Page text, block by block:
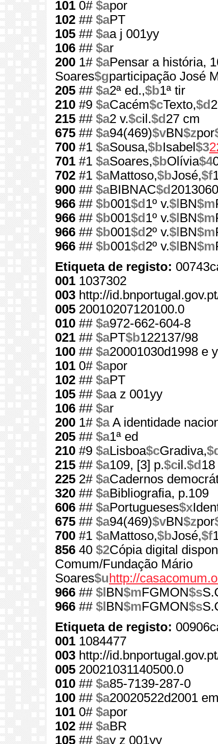
101 0# $apor
102 ## $aPT
105 ## $aa j 001yy
106 ## $ar
200 1# $aPensar a história,
Soares$gparticipação José
205 ## $a2ª ed.,$b1ª tir
210 #9 $aCacém$cTexto,$d
215 ## $a2 v.$cil.$d 27 cm
675 ## $a94(469)$vBN$zpor
700 #1 $aSousa,$bIsabel $3
701 #1 $aSoares,$bOlívia$4
702 #1 $aMattoso,$bJosé,$f
900 ## $aBIBNAC$d
966 ## $b001$d 1º v.$l BN$m
966 ## $b001$d 1º v.$l BN$m
966 ## $b001$d 2º v.$l BN$m
966 ## $b001$d 2º v.$l BN$m
Etiqueta de registo:
001 1037302
003 http://
005 20010207120100.0
010 ## $a972-662-604-8
021 ## $aPT$b122137/98
100 ## $a20001030d1998 e
101 0# $apor
102 ## $aPT
105 ## $aa z 001yy
106 ## $ar
200 1# $aA identidade
205 ## $a1ª ed
210 #9 $aLisboa$cGradiva,
215 ## $a109, [3] p.$cil.$d
225 2# $aCadernos
320 ## $aBibliografia, p.109
606 ## $aPortugueses$x
675 ## $a94(469)$vBN$zpor
700 #1 $aMattoso,$bJosé,$f
856 40 $2Cópia digital
Comum/Fundação Mário
Soares$u http://
966 ## $l BN$mFGMON$s
966 ## $l BN$mFGMON$s
Etiqueta de registo:
001 1084477
003 http://
005 20021031140500.0
010 ## $a85-7139-287-0
100 ## $a20020522d2001
101 0# $apor
102 ## $aBR
105 ## $ay z 001yy